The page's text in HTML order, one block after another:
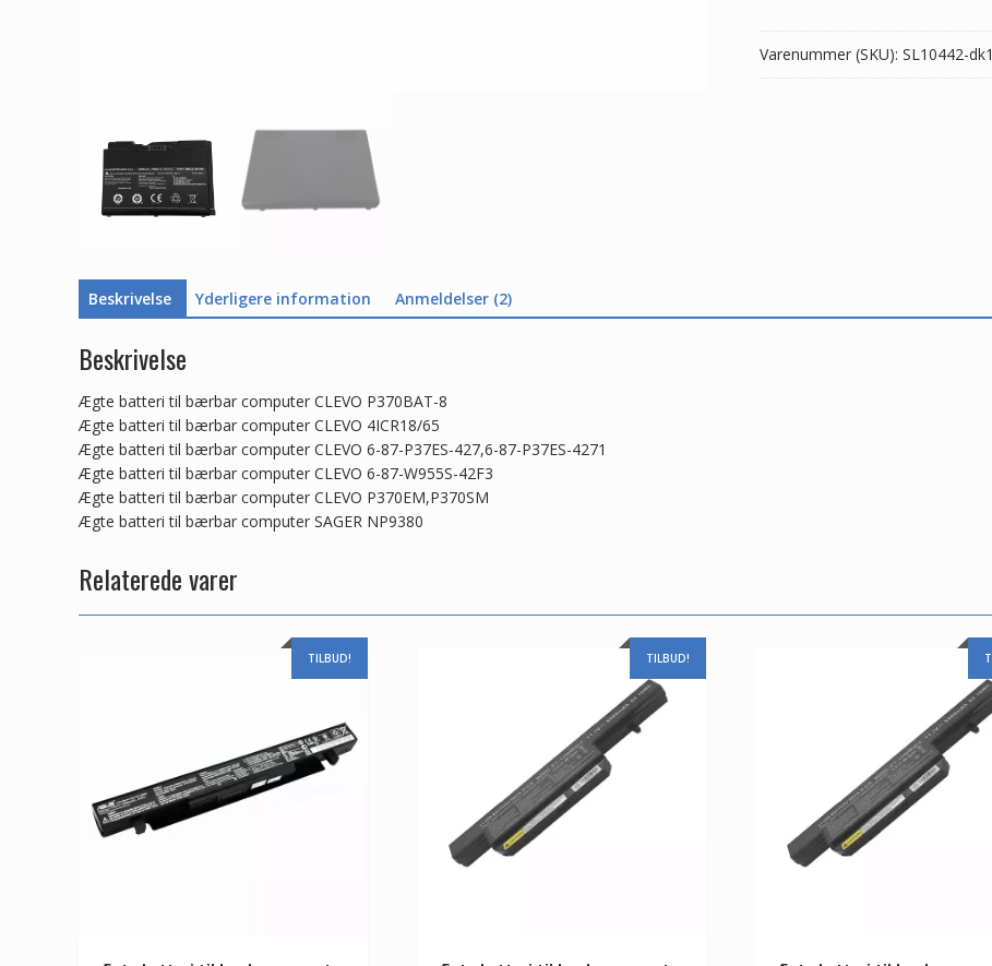
antal
Varenummer (SKU): SL10442-dk1
Beskrivelse Yderligere information Anmeldelser (2)
Beskrivelse
Ægte batteri til bærbar computer CLEVO P370BAT-8
Ægte batteri til bærbar computer CLEVO 4ICR18/65
Ægte batteri til bærbar computer CLEVO 6-87-P37ES-427,6-87-P37ES-4271
Ægte batteri til bærbar computer CLEVO 6-87-W955S-42F3
Ægte batteri til bærbar computer CLEVO P370EM,P370SM
Ægte batteri til bærbar computer SAGER NP9380
Relaterede varer
TILBUD! TILBUD!